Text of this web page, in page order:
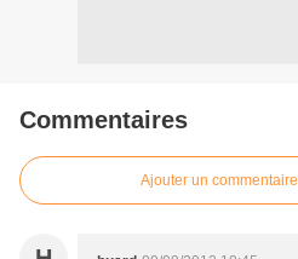
Commentaires
Ajouter un commentaire